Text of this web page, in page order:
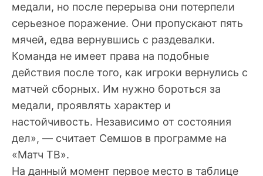
медали, но после перерыва они потерпели
серьезное поражение. Они пропускают пять
мячей, едва вернувшись с раздевалки.
Команда не имеет права на подобные
действия после того, как игроки вернулись с
матчей сборных. Им нужно бороться за
медали, проявлять характер и
настойчивость. Независимо от состояния
дел», — считает Семшов в программе на
«Матч ТВ».
На данный момент первое место в таблице